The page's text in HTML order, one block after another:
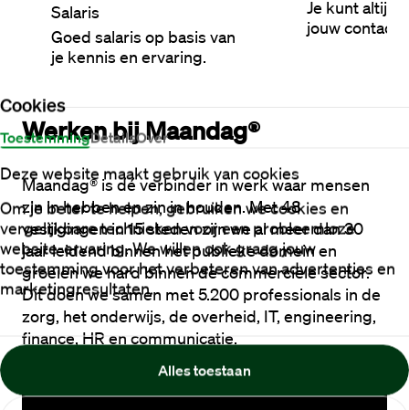
Cookies
ToestemmingDetailsOver
Deze website maakt gebruik van cookies
Om je beter te helpen, gebruiken we cookies en
vergelijkbare technieken voor een probleemloze
website-ervaring. We willen ook graag jouw
toestemming voor het verbeteren van advertenties en
marketingresultaten.
Alles toestaan
Salaris
Goed salaris op basis van
je kennis en ervaring.
Je kunt altijd
jouw
Werken bij Maandag®
Maandag® is dé verbinder in werk waar mensen
zin in hebben en zin in houden. Met 48
vestigingen in 15 steden zijn we al meer dan 30
jaar leidend binnen het publieke domein en
groeien we hard binnen de commerciële sector.
Dit doen we samen met 5.200 professionals in de
zorg, het onderwijs, de overheid, IT, engineering,
finance, HR en communicatie.